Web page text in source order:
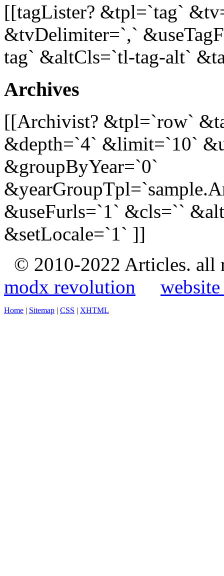
[[tagLister? &tpl=`tag`
&tvDelimiter=`,`
tag` &altCls=`tl-tag-alt`
Archives
[[Archivist? &tpl=`row`
&depth=`4` &limit=`10`
&groupByYear=`0`
&useFurls=`1` &cls=``
&setLocale=`1` ]]
© 2010-2022 Articles.
modx revolution
Home | Sitemap | CSS | XHTML